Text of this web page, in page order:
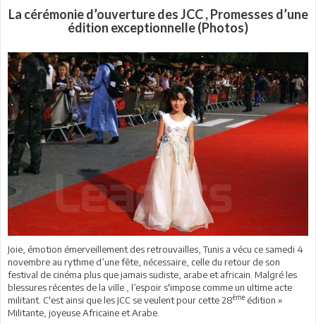
La cérémonie d’ouverture des JCC , Promesses d’une
édition exceptionnelle (Photos)
Joie, émotion émerveillement des retrouvailles, Tunis a vécu ce samedi 4
novembre au rythme d’une fête, nécessaire, celle du retour de son
festival de cinéma plus que jamais sudiste, arabe et africain. Malgré les
blessures récentes de la ville , l’espoir s'impose comme un ultime acte
militant. C'est ainsi que les JCC se veulent pour cette 28ème édition »
Militante, joyeuse Africaine et Arabe.